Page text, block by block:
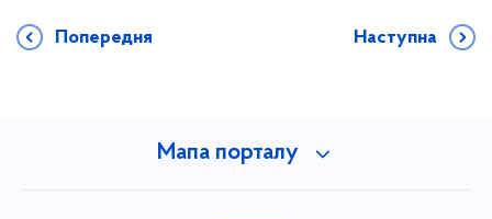
Попередня Наступна
Мапа порталу